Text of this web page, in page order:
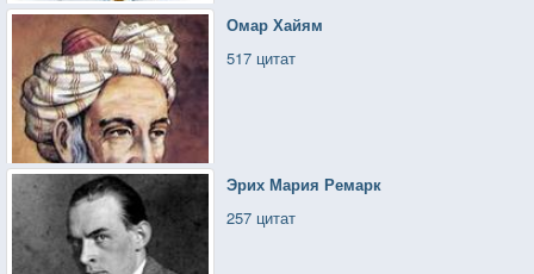
Омар Хайям
517 цитат
Эрих Мария Ремарк
257 цитат